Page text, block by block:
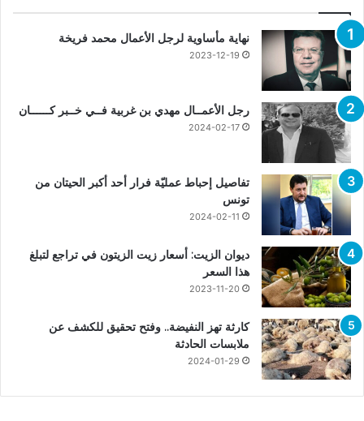
نهاية مأساوية لرجل الأعمال محمد فريخة
2023-12-19
رجل الأعمــال مهدي بن غربية فــي خــبر كــــــان
2024-02-17
تفاصيل إحباط عمليّة فرار أحد أكبر الحيتان من
تونس
2024-02-11
ديوان الزيت: أسعار زيت الزيتون في تراجع لتبلغ
هذا السعر
2023-11-20
كارثة تهز النفيضة.. وفتح تحقيق للكشف عن
ملابسات الحادثة
2024-01-29